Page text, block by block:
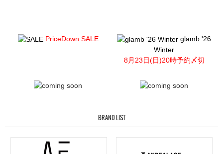
PriceDown SALE
glamb '26
Winter
8月23日(日)20時予約〆切
BRAND LIST